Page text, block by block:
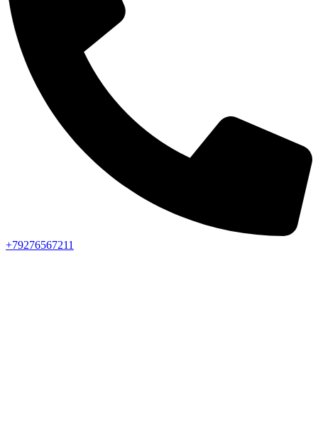
+79276567211